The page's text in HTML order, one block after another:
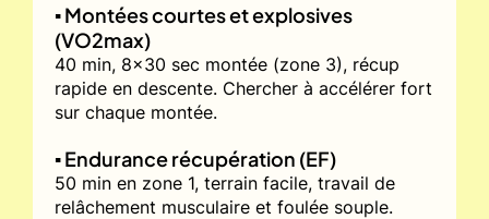
▪️ Montées courtes et explosives
(VO2max)
40 min, 8x30 sec montée (zone 3), récup
rapide en descente. Chercher à accélérer fort
sur chaque montée.
▪️ Endurance récupération (EF)
50 min en zone 1, terrain facile, travail de
relâchement musculaire et foulée souple.